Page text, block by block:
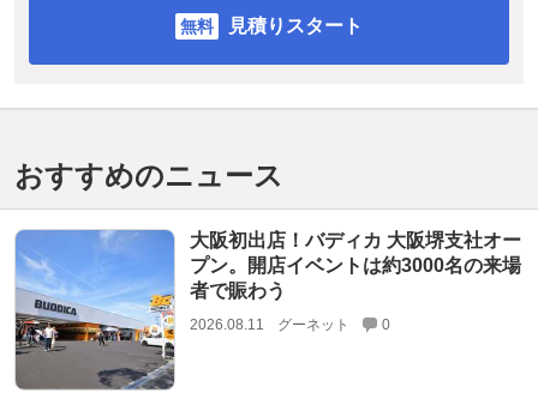
見積りスタート
おすすめのニュース
大阪初出店！バディカ 大阪堺支社オー
プン。開店イベントは約3000名の来場
者で賑わう
2026.08.11 グーネット 0